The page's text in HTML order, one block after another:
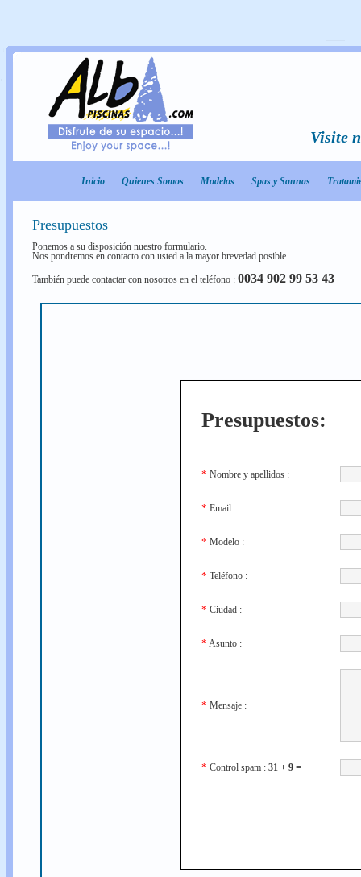
Visite
Inicio Quienes Somos Modelos Spas y Saunas
Presupuestos
Ponemos a su disposición nuestro formulario.
Nos pondremos en contacto con usted a la mayor brevedad posible.
También puede contactar con nosotros en el teléfono : 0034 902 99 53 43
Presupuestos:
* Nombre y apellidos :
* Email :
* Modelo :
* Teléfono :
* Ciudad :
* Asunto :
* Mensaje :
* Control spam : 31 + 9 =